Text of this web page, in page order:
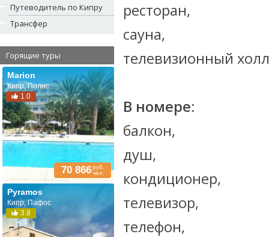
Путеводитель по Кипру
Трансфер
Горящие туры
Marion
Кипр, Полис
1.0
70 866руб.
чел.
Pyramos
Кипр, Пафос
3.8
ресторан,
сауна,
телевизионный
В номере:
балкон,
душ,
кондиционер,
телевизор,
телефон,